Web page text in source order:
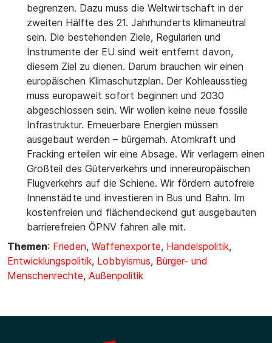
begrenzen. Dazu muss die Weltwirtschaft in der
zweiten Hälfte des 21. Jahrhunderts klimaneutral
sein. Die bestehenden Ziele, Regularien und
Instrumente der EU sind weit entfernt davon,
diesem Ziel zu dienen. Darum brauchen wir einen
europäischen Klimaschutzplan. Der Kohleausstieg
muss europaweit sofort beginnen und 2030
abgeschlossen sein. Wir wollen keine neue fossile
Infrastruktur. Erneuerbare Energien müssen
ausgebaut werden – bürgernah. Atomkraft und
Fracking erteilen wir eine Absage. Wir verlagern einen
Großteil des Güterverkehrs und innereuropäischen
Flugverkehrs auf die Schiene. Wir fördern autofreie
Innenstädte und investieren in Bus und Bahn. Im
kostenfreien und flächendeckend gut ausgebauten
barrierefreien ÖPNV fahren alle mit.
Themen: Frieden, Waffenexporte, Handelspolitik,
Entwicklungspolitik, Lobbyismus, Bürger- und
Menschenrechte, Außenpolitik